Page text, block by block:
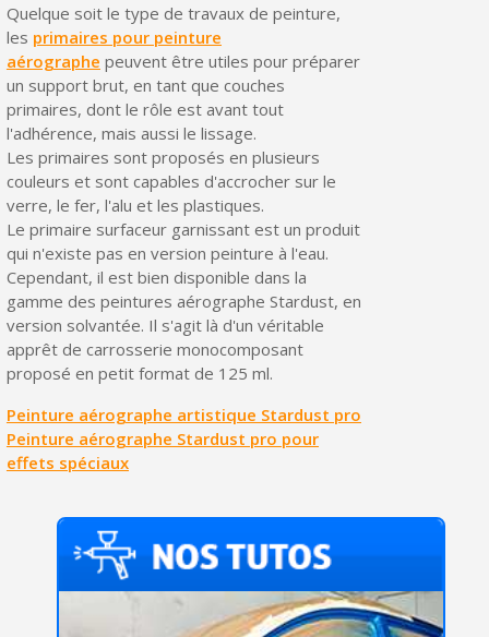
Quelque soit le type de travaux de peinture,
les primaires pour peinture
aérographe peuvent être utiles pour préparer
un support brut, en tant que couches
primaires, dont le rôle est avant tout
l'adhérence, mais aussi le lissage.
Les primaires sont proposés en plusieurs
couleurs et sont capables d'accrocher sur le
verre, le fer, l'alu et les plastiques.
Le primaire surfaceur garnissant est un produit
qui n'existe pas en version peinture à l'eau.
Cependant, il est bien disponible dans la
gamme des peintures aérographe Stardust, en
version solvantée. Il s'agit là d'un véritable
apprêt de carrosserie monocomposant
proposé en petit format de 125 ml.
Peinture aérographe artistique Stardust pro
Peinture aérographe Stardust pro pour
effets spéciaux